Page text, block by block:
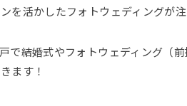
を活かしたフォトウェディングが注
で結婚式やフォトウェディング（
ます！